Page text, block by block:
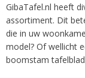
GibaTafel.nl heeft
assortiment. Dit
die in uw
model? Of wellicht
boomstam tafelblad